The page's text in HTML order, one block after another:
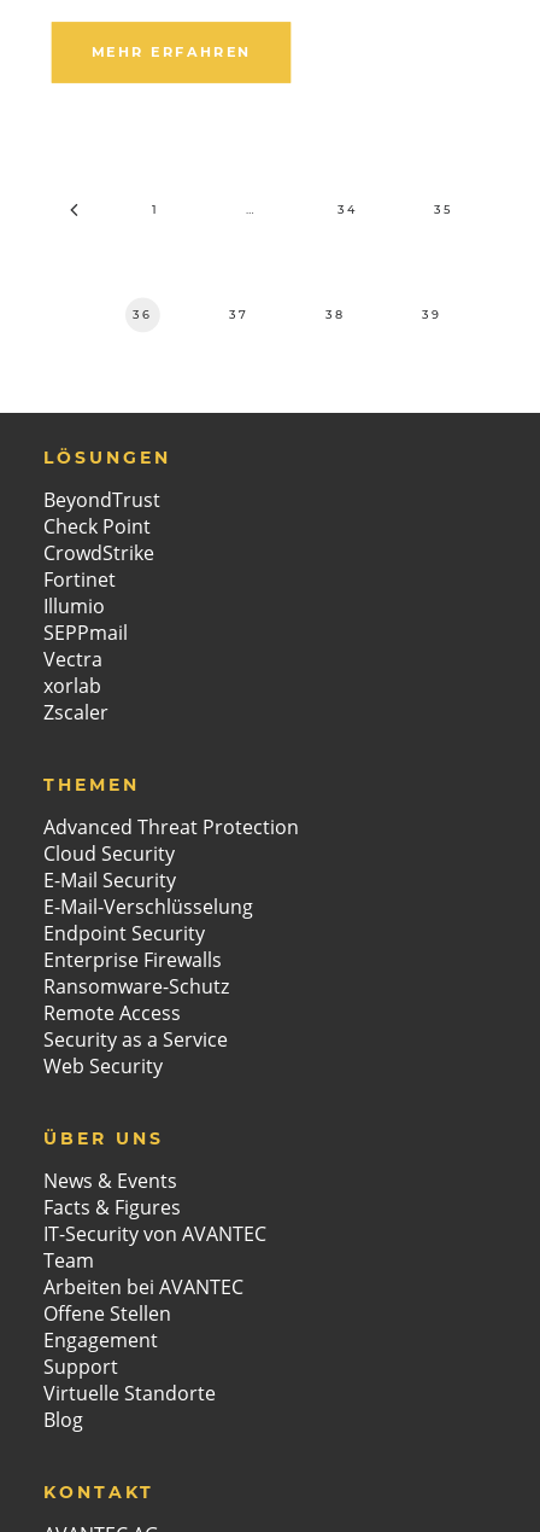
MEHR ERFAHREN
1 34 35
36 37 38 39
LÖSUNGEN
BeyondTrust
Check Point
CrowdStrike
Fortinet
Illumio
SEPPmail
Vectra
xorlab
Zscaler
THEMEN
Advanced Threat Protection
Cloud Security
E-Mail Security
E-Mail-Verschlüsselung
Endpoint Security
Enterprise Firewalls
Ransomware-Schutz
Remote Access
Security as a Service
Web Security
ÜBER UNS
News & Events
Facts & Figures
IT-Security von AVANTEC
Team
Arbeiten bei AVANTEC
Offene Stellen
Engagement
Support
Virtuelle Standorte
Blog
KONTAKT